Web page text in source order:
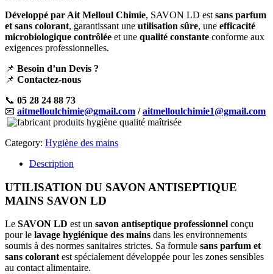
Développé par Ait Melloul Chimie, SAVON LD est sans parfum
et sans colorant, garantissant une utilisation sûre, une efficacité
microbiologique contrôlée et une qualité constante conforme aux
exigences professionnelles.
📌 Besoin d’un Devis ?
📌 Contactez-nous
📞 05 28 24 88 73
📧 aitmelloulchimie@gmail.com /aitmelloulchimie1@gmail.com
Category: Hygiène des mains
Description
UTILISATION DU SAVON ANTISEPTIQUE
MAINS SAVON LD
Le SAVON LD est un savon antiseptique professionnel conçu
pour le lavage hygiénique des mains dans les environnements
soumis à des normes sanitaires strictes. Sa formule sans parfum et
sans colorant est spécialement développée pour les zones sensibles
au contact alimentaire.